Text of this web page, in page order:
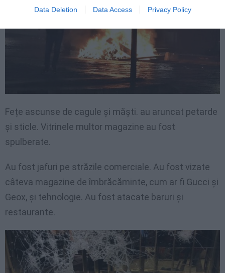
Data Deletion Data Access Privacy Policy
Fețe ascunse de cagule și măști. au aruncat petarde
și sticle. Vitrinele multor magazine au fost
spulberate.
Au fost jafuri pe străzile comerciale. Au fost vizate
câteva magazine de îmbrăcăminte, cum ar fi Gucci și
Geox, și tehnologie. Au fost atacate baruri și
restaurante.